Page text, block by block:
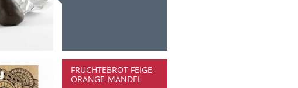
FRÜCHTEBROT FEIGE-
ORANGE-MANDEL